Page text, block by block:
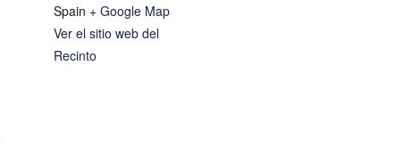
Spain + Google Map
Ver el sitio web del
Recinto